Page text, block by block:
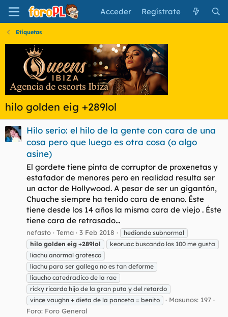
Acceder Regístrate
Etiquetas
hilo golden eig +289lol
Hilo serio: el hilo de la gente con cara de una
cosa pero que luego es otra cosa (o algo
asine)
El gordete tiene pinta de corruptor de proxenetas y
estafador de menores pero en realidad resulta ser
un actor de Hollywood. A pesar de ser un gigantón,
Chuache siempre ha tenido cara de enano. Éste
tiene desde los 14 años la misma cara de viejo . Éste
tiene cara de retrasado...
nefasto Tema 3 Feb 2018
hediondo subnormal
hilo golden eig +289lol
keoruac buscando los 100 me gusta
liachu anormal grotesco
liachu para ser gallego no es tan deforme
liaucho catedradico de la rae
ricky ricardo hijo de la gran puta y del retardo
vince vaughn + dieta de la panceta = benito
Masunos: 197
Foro: Foro General